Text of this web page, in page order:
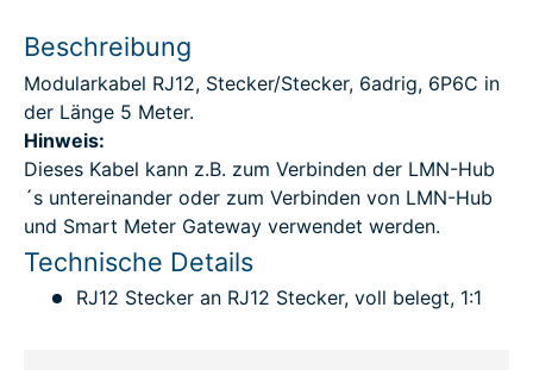
Beschreibung
Modularkabel RJ12, Stecker/Stecker, 6adrig, 6P6C in
der Länge 5 Meter.
Hinweis:
Dieses Kabel kann z.B. zum Verbinden der LMN-Hub
´s untereinander oder zum Verbinden von LMN-Hub
und Smart Meter Gateway verwendet werden.
Technische Details
RJ12 Stecker an RJ12 Stecker, voll belegt, 1:1